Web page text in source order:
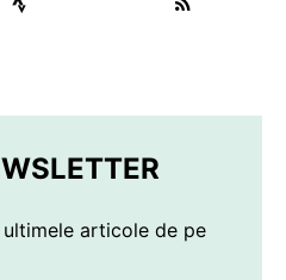
articole de pe